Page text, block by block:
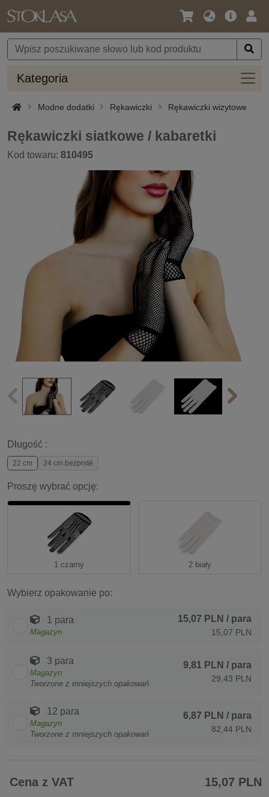
Język
Waluta
Oferta
Kategoria
Modne dodatki Rękawiczki Rękawiczki wizytowe
Rękawiczki siatkowe / kabaretki
Kod towaru: 810495
Długość :
22 cm 24 cm bezprsté
Proszę wybrać opcję:
1 czarny 2 biały
Wybierz opakowanie po:
1 para
Magazyn
15,07 PLN / para
15,07 PLN
3 para
Magazyn
Tworzone z mniejszych opakowań
9,81 PLN / para
29,43 PLN
12 para
Magazyn
Tworzone z mniejszych opakowań
6,87 PLN / para
82,44 PLN
Cena z VAT 15,07 PLN